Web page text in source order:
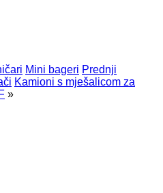
Mini bageri Prednji
Kamioni s mješalicom za
»